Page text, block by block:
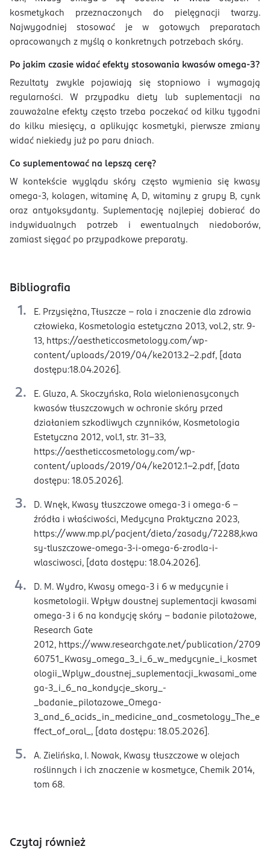
kosmetykach przeznaczonych do pielęgnacji twarzy.
Najwygodniej stosować je w gotowych preparatach
opracowanych z myślą o konkretnych potrzebach skóry.
Po jakim czasie widać efekty stosowania kwasów omega-3?
Rezultaty zwykle pojawiają się stopniowo i wymagają
regularności. W przypadku diety lub suplementacji na
zauważalne efekty często trzeba poczekać od kilku tygodni
do kilku miesięcy, a aplikując kosmetyki, pierwsze zmiany
widać niekiedy już po paru dniach.
Co suplementować na lepszą cerę?
W kontekście wyglądu skóry często wymienia się kwasy
omega-3, kolagen, witaminę A, D, witaminy z grupy B, cynk
oraz antyoksydanty. Suplementację najlepiej dobierać do
indywidualnych potrzeb i ewentualnych niedoborów,
zamiast sięgać po przypadkowe preparaty.
Bibliografia
E. Przysiężna, Tłuszcze – rola i znaczenie dla zdrowia
człowieka, Kosmetologia estetyczna 2013, vol.2, str. 9-
13, https://aestheticcosmetology.com/wp-
content/uploads/2019/04/ke2013.2-2.pdf, [data
dostępu:18.04.2026].
E. Gluza, A. Skoczyńska, Rola wielonienasyconych
kwasów tłuszczowych w ochronie skóry przed
działaniem szkodliwych czynników, Kosmetologia
Estetyczna 2012, vol.1, str. 31-33,
https://aestheticcosmetology.com/wp-
content/uploads/2019/04/ke2012.1-2.pdf, [data
dostępu: 18.05.2026].
D. Wnęk, Kwasy tłuszczowe omega-3 i omega-6 –
źródła i właściwości, Medycyna Praktyczna 2023,
https://www.mp.pl/pacjent/dieta/zasady/72288,kwa
sy-tluszczowe-omega-3-i-omega-6-zrodla-i-
wlasciwosci, [data dostępu: 18.04.2026].
D. M. Wydro, Kwasy omega-3 i 6 w medycynie i
kosmetologii. Wpływ doustnej suplementacji kwasami
omega-3 i 6 na kondycję skóry – badanie pilotażowe,
Research Gate
2012, https://www.researchgate.net/publication/2709
60751_Kwasy_omega_3_i_6_w_medycynie_i_kosmet
ologii_Wplyw_doustnej_suplementacji_kwasami_ome
ga-3_i_6_na_kondycje_skory_-
_badanie_pilotazowe_Omega-
3_and_6_acids_in_medicine_and_cosmetology_The_e
ffect_of_oral_, [data dostępu: 18.05.2026].
A. Zielińska, I. Nowak, Kwasy tłuszczowe w olejach
roślinnych i ich znaczenie w kosmetyce, Chemik 2014,
tom 68.
Czytaj również